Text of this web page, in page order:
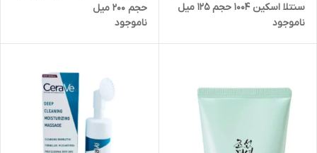
سنتلا اسکین 1004 حجم 125 میل
ناموجود
حجم ۲۰۰ میل
ناموجود